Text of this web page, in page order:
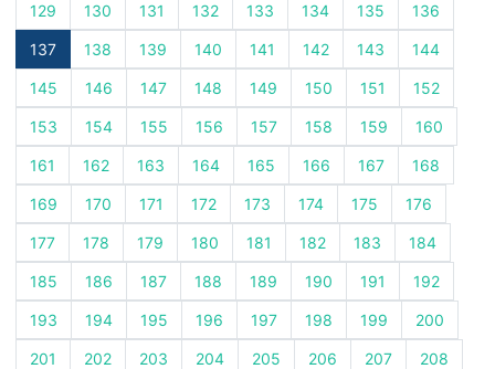
129 130 131 132 133 134 135 136
137 138 139 140 141 142 143 144
145 146 147 148 149 150 151 152
153 154 155 156 157 158 159 160
161 162 163 164 165 166 167 168
169 170 171 172 173 174 175 176
177 178 179 180 181 182 183 184
185 186 187 188 189 190 191 192
193 194 195 196 197 198 199 200
201 202 203 204 205 206 207 208